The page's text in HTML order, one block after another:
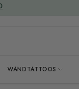
WANDTATTOOS